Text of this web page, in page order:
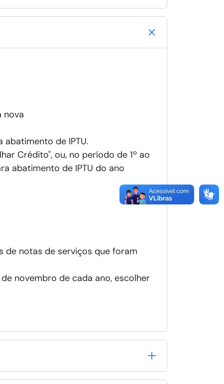
nova
de IPTU.
Crédito", ou, no período de 1º ao
abatimento de IPTU do ano
de notas de serviços que foram
novembro de cada ano, escolher